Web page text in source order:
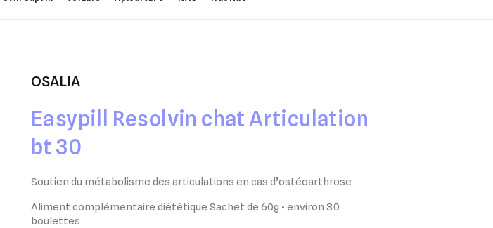
OSALIA
Easypill Resolvin chat Articulation
bt 30
Soutien du métabolisme des articulations en cas d’ostéoarthrose
Aliment complémentaire diététique Sachet de 60g • environ 30
boulettes